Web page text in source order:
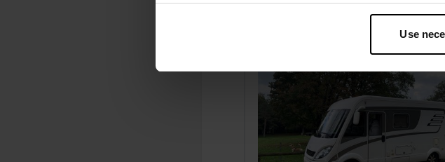
Collect information about your geographical
Find out more about how your personal data is
We use cookies to personalise content and ads, to
information about your use of our site with our social
other information that you’ve provided to them or that
Use